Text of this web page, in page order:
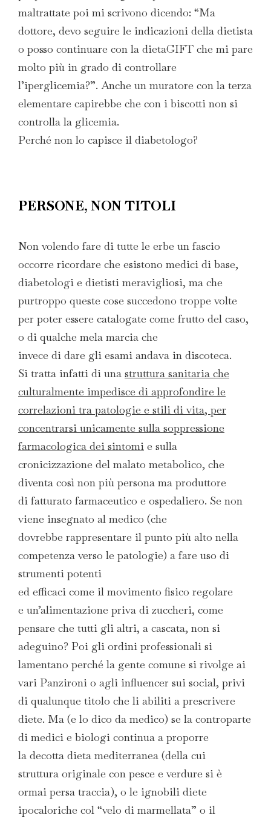
maltrattate poi mi scrivono dicendo: “Ma
dottore, devo seguire le indicazioni della dietista
o posso continuare con la dietaGIFT che mi pare
molto più in grado di controllare
l’iperglicemia?”. Anche un muratore con la terza
elementare capirebbe che con i biscotti non si
controlla la glicemia.
Perché non lo capisce il diabetologo?
PERSONE, NON TITOLI
Non volendo fare di tutte le erbe un fascio
occorre ricordare che esistono medici di base,
diabetologi e dietisti meravigliosi, ma che
purtroppo queste cose succedono troppe volte
per poter essere catalogate come frutto del caso,
o di qualche mela marcia che
invece di dare gli esami andava in discoteca.
Si tratta infatti di una struttura sanitaria che
culturalmente impedisce di approfondire le
correlazioni tra patologie e stili di vita, per
concentrarsi unicamente sulla soppressione
farmacologica dei sintomi e sulla
cronicizzazione del malato metabolico, che
diventa così non più persona ma produttore
di fatturato farmaceutico e ospedaliero. Se non
viene insegnato al medico (che
dovrebbe rappresentare il punto più alto nella
competenza verso le patologie) a fare uso di
strumenti potenti
ed efficaci come il movimento fisico regolare
e un’alimentazione priva di zuccheri, come
pensare che tutti gli altri, a cascata, non si
adeguino? Poi gli ordini professionali si
lamentano perché la gente comune si rivolge ai
vari Panzironi o agli influencer sui social, privi
di qualunque titolo che li abiliti a prescrivere
diete. Ma (e lo dico da medico) se la controparte
di medici e biologi continua a proporre
la decotta dieta mediterranea (della cui
struttura originale con pesce e verdure si è
ormai persa traccia), o le ignobili diete
ipocaloriche col “velo di marmellata” o il